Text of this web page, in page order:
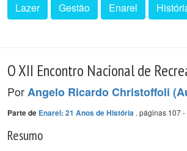
Lazer Gestão Enarel
O XII Encontro Nacional de
PorAngelo Ricardo Christoffoli
Parte de Enarel: 21 Anos de História . páginas 107 -
Resumo